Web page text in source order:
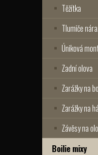
Těžítka
Tlumiče
Úniková
Zadní olova
Zarážky na
Zarážky na
Závěsy na
Boilie mixy